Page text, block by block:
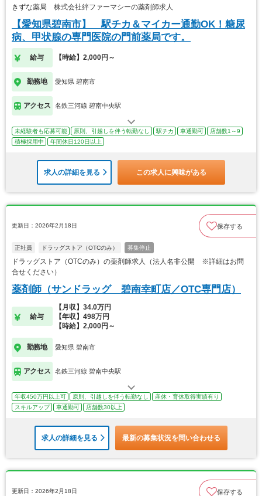
きずな薬局 株式会社絆ファーマシーの薬剤師求人
【愛知県碧南市】 駅チカ＆マイカー通勤OK！糖尿
病、甲状腺の専門医院の門前薬局です。
給与 【時給】2,000円～
勤務地 愛知県 碧南市
アクセス 名鉄三河線 碧南中央駅
未経験者も応募可能 原則、引越しを伴う転勤なし 駅チカ 車通勤可
店舗数1～9
積極採用中
年間休日120日以上
求人の詳細を見る この求人に興味がある
更新日：2026年2月18日 保存する
正社員 ドラッグストア（OTCのみ） 募集停止
ドラッグストア（OTCのみ）の薬剤師求人（法人名非公開 ※詳細はお問
合せください）
薬剤師（サンドラッグ 碧南幸町店／OTC専門店）
給与
【月収】34.0万円
【年収】498万円
【時給】2,000円～
勤務地 愛知県 碧南市
アクセス 名鉄三河線 碧南中央駅
年収450万円以上可 原則、引越しを伴う転勤なし
産休・育休取得実績有り
スキルアップ
車通勤可 店舗数30以上
求人の詳細を見る 最新の募集状況を問い合わせる
更新日：2026年2月18日 保存する